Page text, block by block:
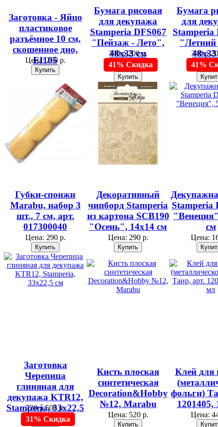
Заготовка - Яйцо
пластиковое
разъёмное 10 см,
скошенное дно,
EI105
Цена:260 р.
Бумага рисовая
для декупажа
Stamperia DFS067
"Пейзаж - Лето",
48х33 см
340 р.200 р.
41% Скидка
Бумага
для
Stamperia
340 р.
41%
Губки-спонжи
Marabu, набор 3
шт., 7 см, арт.
017300040
Цена: 290 р.
Декоративный
чипборд Stamperia
из картона SCB190
"Осень", 14х14 см
Цена: 290 р.
Stamperia
см
Цена:
Заготовка
Черепица
глиняная для
декупажа KTR12,
Stamperia, 33х22,5
см
720 р.500 р.
31% Скидка
Кисть плоская
синтетическая
Decoration&Hobby
№12, Marabu
Цена: 520 р.
Клей для
фольги)
1201405,
Цена: